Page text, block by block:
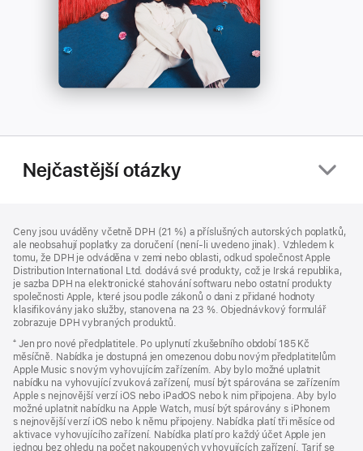
Nejčastější otázky
Ceny jsou uváděny včetně DPH (21 %) a příslušných autorských poplatků,
ale neobsahují poplatky za doručení (není-li uvedeno jinak). Vzhledem k
tomu, že DPH je odváděna v zemi nebo oblasti, odkud společnost Apple
Distribution International Ltd. dodává své produkty, což je Irská republika,
je sazba DPH na elektronické stahování softwaru nebo ostatní produkty
společnosti Apple, které jsou podle zákonů o dani z přidané hodnoty
klasifikovány jako služby, stanovena na 23 %. Objednávkový formulář
zobrazuje DPH vybraných produktů.
⁺ Jen pro nové předplatitele. Po uplynutí zkušebního období 185 Kč
měsíčně. Nabídka je dostupná jen omezenou dobu novým předplatitelům
Apple Music s novým vyhovujícím zařízením. Aby bylo možné uplatnit
nabídku na vyhovující zvuková zařízení, musí být spárována se zařízením
Apple s nejnovější verzí iOS nebo iPadOS nebo k nim připojena. Aby bylo
možné uplatnit nabídku na Apple Watch, musí být spárovány s iPhonem
s nejnovější verzí iOS nebo k němu připojeny. Nabídka platí tři měsíce od
aktivace vyhovujícího zařízení. Nabídka platí pro každý účet Apple jen
jednou bez ohledu na počet nakoupených vyhovujících zařízení. Tarif se